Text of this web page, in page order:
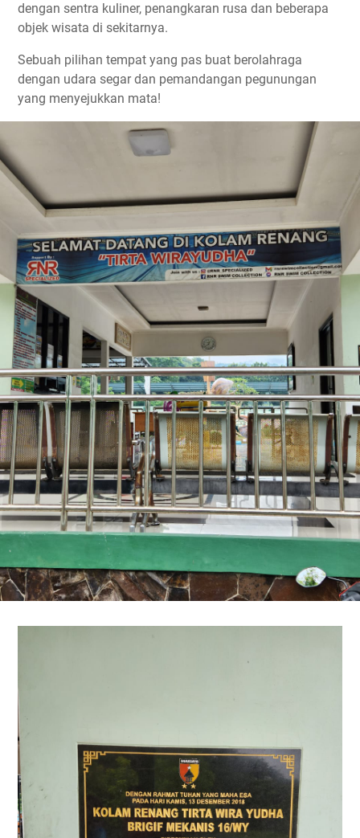
dengan sentra kuliner, penangkaran rusa dan beberapa
objek wisata di sekitarnya.
Sebuah pilihan tempat yang pas buat berolahraga
dengan udara segar dan pemandangan pegunungan
yang menyejukkan mata!